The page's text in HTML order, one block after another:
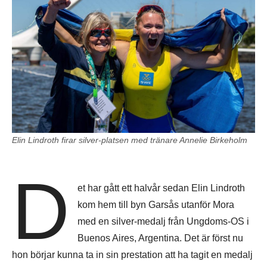
Elin Lindroth firar silver-platsen med tränare Annelie Birkeholm
D
et har gått ett halvår sedan Elin Lindroth
kom hem till byn Garsås utanför Mora
med en silver-medalj från Ungdoms-OS i
Buenos Aires, Argentina. Det är först nu
hon börjar kunna ta in sin prestation att ha tagit en medalj